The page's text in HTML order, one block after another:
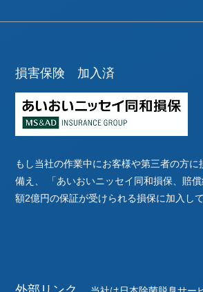
損害保険 加入済
もし当社の作業中にお客様や第三者の方に
備え、
「あいおいニッセイ同和損保、賠
額2億円の保証が受けられる損保に加入して